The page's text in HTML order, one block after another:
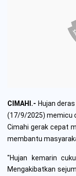
CIMAHI.- Hujan
(17/9/2025) memicu
Cimahi gerak cepat
membantu
"Hujan kemarin
Mengakibatkan